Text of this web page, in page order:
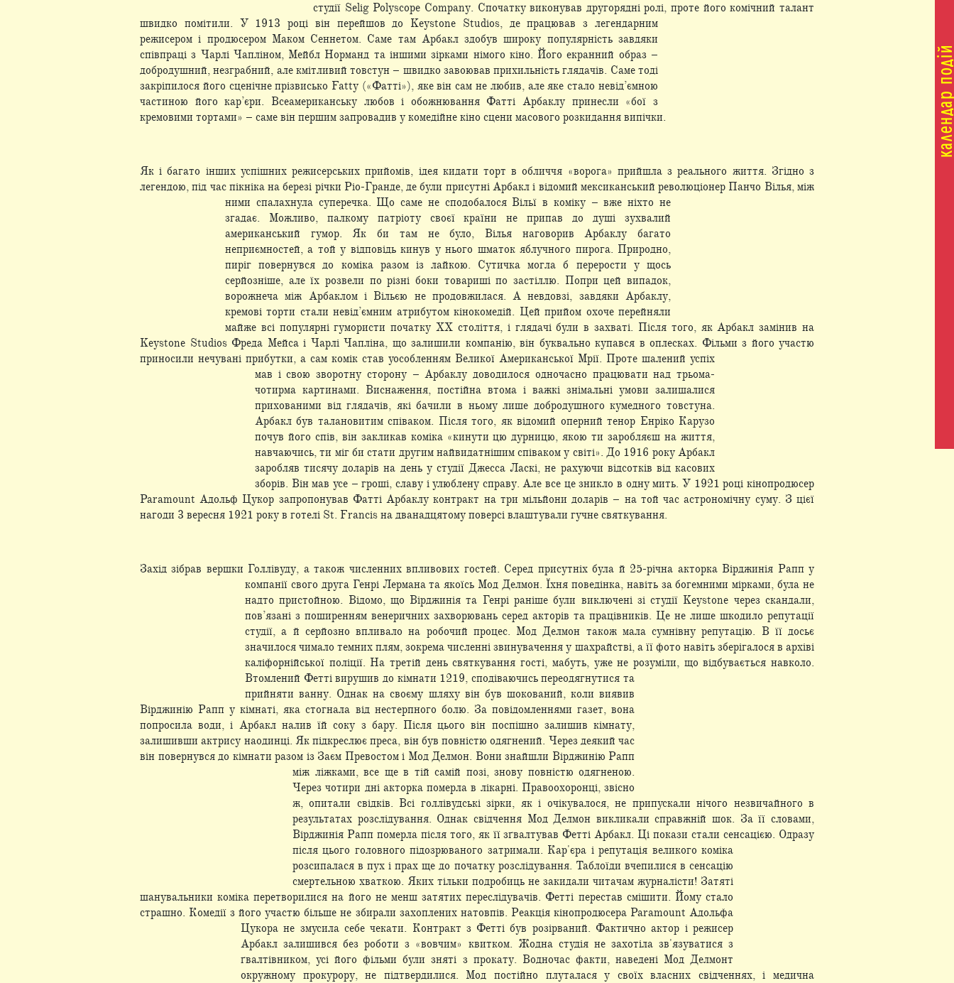
студії Selig Polyscope Company. Спочатку виконував другорядні ролі, проте його комічний талант
швидко помітили. У 1913 році вінперейшов до Keystone Studios, де працював з легендарним
режисером і продюсером Маком Сеннетом. Саме там Арбакл здобув широку популярність завдяки
співпраці з Чарлі Чапліном, Мейбл Норманд та іншими зірками німого кіно. Його екранний образ –
добродушний, незграбний, але кмітливий товстун – швидко завоював прихильність глядачів. Саме тоді
закріпилося його сценічне прізвисько Fatty («Фатті»), яке він сам не любив, але яке стало невід’ємною
частиною його кар’єри. Всеамериканську любов і обожнювання Фатті Арбаклу принесли «бої з
кремовими тортами» – саме він першим запровадив у комедійне кіно сцени масового розкидання випічки.
Як і багато інших успішних режисерських прийомів, ідея кидати торт в обличчя «ворога» прийшла з реального життя. Згідно з
легендою, під час пікніка на березі річки Ріо-Гранде, де були присутні Арбакл і відомий мексиканський революціонер Панчо Вілья, між
ними спалахнула суперечка. Що саме не сподобалося Вільї в коміку – вже ніхто не
згадає. Можливо, палкому патріоту своєї країни не припав до душі зухвалий
американський гумор. Як би там не було, Вілья наговорив Арбаклу багато
неприємностей, а той у відповідь кинув у нього шматок яблучного пирога. Природно,
пиріг повернувся до коміка разом із лайкою. Сутичка могла б перерости у щось
серйозніше, але їх розвели по різні боки товариші по застіллю. Попри цей випадок,
ворожнеча між Арбаклом і Вільєю не продовжилася. А невдовзі, завдяки Арбаклу,
кремові торти стали невід’ємним атрибутом кінокомедій. Цей прийом охоче перейняли
майже всі популярні гумористи початку ХХ століття, і глядачі були в захваті. Після того, як Арбакл замінив на
Keystone Studios Фреда Мейса і Чарлі Чапліна, що залишили компанію, він буквально купався в оплесках. Фільми з його участю
приносили нечувані прибутки, а сам комік став уособленням Великої Американської Мрії. Проте шалений успіх
мав і свою зворотну сторону – Арбаклудоводилося одночасно працювати над трьома-
чотирма картинами. Виснаження, постійна втома і важкі знімальні умови залишалися
прихованими від глядачів, які бачили в ньому лише добродушного кумедного товстуна.
Арбакл був талановитим співаком. Після того, як відомий оперний тенор Енріко Карузо
почув його спів, він закликав коміка «кинути цю дурницю, якою ти заробляєш на життя,
навчаючись, ти міг би стати другим найвидатнішим співаком у світі». До 1916 року Арбакл
заробляв тисячу доларів на день у студії Джесса Ласкі, не рахуючи відсотків від касових
зборів. Він мав усе – гроші, славу і улюблену справу. Але все це зникло в одну мить. У 1921 році кінопродюсер
Paramount Адольф Цукор запропонував Фатті Арбаклу контракт на три мільйони доларів – на той час астрономічну суму. З цієї
нагоди 3 вересня 1921 року в готелі St. Francis на дванадцятому поверсі влаштували гучне святкування.
Захід зібрав вершки Голлівуду, а також численних впливових гостей. Серед присутніх була й 25-річна акторка Вірджинія Рапп у
компанії свого друга Генрі Лермана та якоїсь Мод Делмон. Їхня поведінка, навіть за богемними мірками, була не
надто пристойною. Відомо, що Вірджинія та Генрі раніше були виключені зі студії Keystone через скандали,
пов’язані з поширенням венеричних захворювань серед акторів та працівників. Це не лише шкодило репутації
студії, а й серйозно впливало на робочий процес. Мод Делмон також мала сумнівну репутацію. В її досьє
значилося чимало темних плям, зокрема численні звинувачення у шахрайстві, а її фото навіть зберігалося в архіві
каліфорнійської поліції. На третій день святкування гості, мабуть, уже не розуміли, що відбувається навколо.
Втомлений Фетті вирушив до кімнати 1219, сподіваючись переодягнутися та
прийняти ванну. Однак на своєму шляху він був шокований, коли виявив
Вірджинію Рапп у кімнаті, яка стогнала від нестерпного болю. За повідомленнями газет, вона
попросила води, і Арбакл налив їй соку з бару. Після цього він поспішно залишив кімнату,
залишивши актрису наодинці. Як підкреслює преса, він був повністю одягнений. Через деякий час
він повернувся до кімнати разом із Заєм Превостом і Мод Делмон. Вони знайшли Вірджинію Рапп
між ліжками, все ще в тій самій позі, знову повністю одягненою.
Через чотири дні акторка померла в лікарні. Правоохоронці, звісно
ж, опитали свідків. Всі голлівудські зірки, як і очікувалося, не припускали нічого незвичайного в
результатах розслідування. Однак свідчення Мод Делмон викликали справжній шок. За її словами,
Вірджинія Рапп померла після того, як її зґвалтував Фетті Арбакл. Ці покази стали сенсацією. Одразу
після цього головного підозрюваного затримали. Кар'єра і репутація великого коміка
розсипалася в пух і прах ще до початку розслідування. Таблоїди вчепилися в сенсацію
смертельною хваткою. Яких тільки подробиць не закидали читачам журналісти! Затяті
шанувальники коміка перетворилися на його не менш затятих переслідувачів. Фетті перестав смішити. Йому стало
страшно. Комедії з його участю більше не збирали захоплених натовпів. Реакція кінопродюсера Paramount Адольфа
Цукора не змусила себе чекати. Контракт з Феттібув розірваний. Фактично актор і режисер
Арбакл залишився без роботи з «вовчим» квитком. Жодна студія не захотіла зв'язуватися з
ґвалтівником, усі його фільми були зняті з прокату. Водночас факти, наведені Мод Делмонт
окружному прокурору, не підтвердилися. Мод постійно плуталася у своїх власних свідченнях, і медична